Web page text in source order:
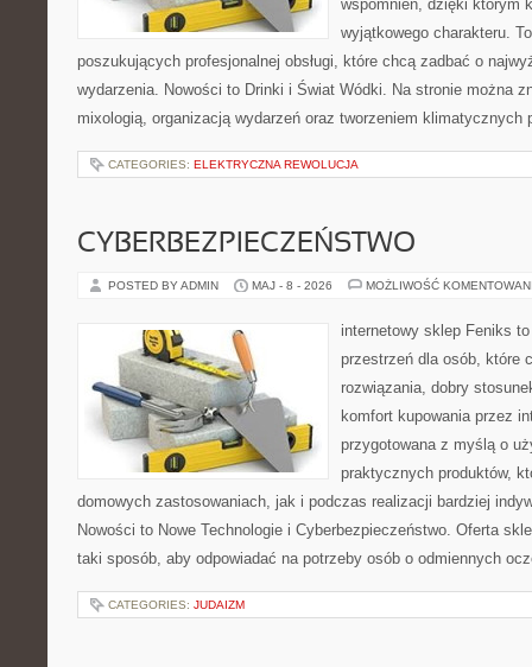
wspomnień, dzięki którym
wyjątkowego charakteru.
poszukujących profesjonalnej obsługi, które chcą zadbać o
wydarzenia. Nowości to Drinki i Świat Wódki. Na stronie można
mixologią, organizacją wydarzeń oraz tworzeniem
CATEGORIES: ELEKTRYCZNA REWOLUCJA
CYBERBEZPIECZEŃSTWO
POSTED BY ADMIN MAJ - 8 - 2026 MOŻLIWOŚĆ
internetowy sklep Feniks
przestrzeń dla osób, które
rozwiązania, dobry
komfort kupowania przez
przygotowana z myślą o
praktycznych produktów,
domowych zastosowaniach, jak i podczas realizacji bardziej
Nowości to Nowe Technologie i Cyberbezpieczeństwo. Oferta
taki sposób, aby odpowiadać na potrzeby osób o odmiennych
CATEGORIES: JUDAIZM